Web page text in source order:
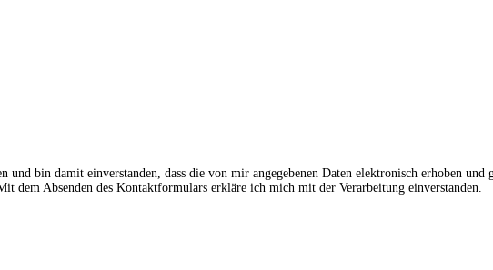
bin damit einverstanden, dass die von mir angegebenen Daten elektronisch erhoben und
dem Absenden des Kontaktformulars erkläre ich mich mit der Verarbeitung einverstanden.